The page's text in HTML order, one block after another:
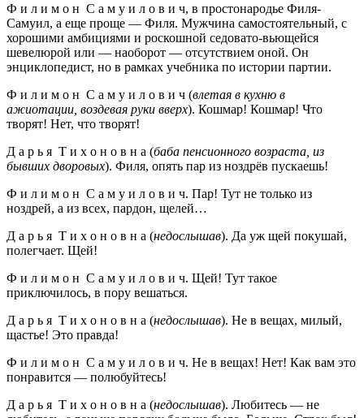
Ф и л и м о н С а м у и л о в и ч, в простонародье Филя-
Самуил, а еще проще — Филя. Мужчина самостоятельный, с
хорошими амбициями и роскошной седовато-вьющейся
шевелюрой или — наоборот — отсутствием оной. Он
энциклопедист, но в рамках учебника по истории партии.
Ф и л и м о н С а м у и л о в и ч (влетая в кухню в
ажиотации, воздевая руки вверх). Кошмар! Кошмар! Что
творят! Нет, что творят!
Д а р ь я Т и х о н о в н а (баба пенсионного возраста, из
бывших дворовых). Филя, опять пар из ноздрёв пускаешь!
Ф и л и м о н С а м у и л о в и ч. Пар! Тут не только из
ноздрей, а из всех, пардон, щелей…
Д а р ь я Т и х о н о в н а (недослышав). Да уж щей покушай,
полегчает. Щей!
Ф и л и м о н С а м у и л о в и ч. Щей! Тут такое
приключилось, в пору вешаться.
Д а р ь я Т и х о н о в н а (недослышав). Не в вещах, милый,
щастье! Это правда!
Ф и л и м о н С а м у и л о в и ч. Не в вещах! Нет! Как вам это
понравится — полюбуйтесь!
Д а р ь я Т и х о н о в н а (недослышав). Любитесь — не